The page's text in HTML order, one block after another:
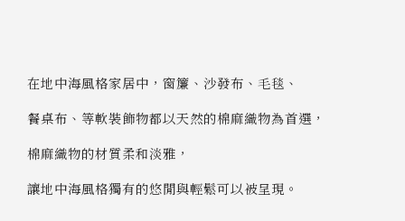
在地中海風格家居中，窗簾、沙發布、毛毯、
餐桌布、等軟裝飾物都以天然的棉麻織物為首選，
棉麻織物的材質柔和淡雅，
讓地中海風格獨有的悠閒與輕鬆可以被呈現。